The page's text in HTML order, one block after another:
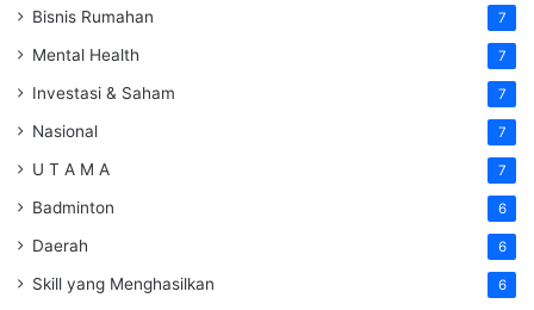
Bisnis Rumahan 7
Mental Health 7
Investasi & Saham 7
Nasional 7
U T A M A 7
Badminton 6
Daerah 6
Skill yang Menghasilkan 6